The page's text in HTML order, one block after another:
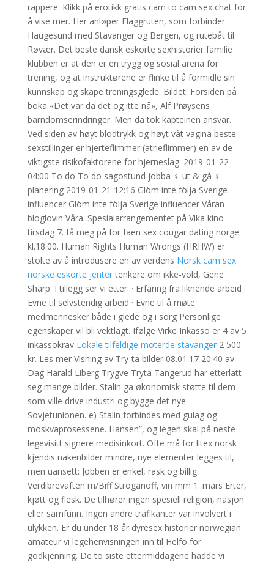
rappere. Klikk på erotikk gratis cam to cam sex chat for
å vise mer. Her anløper Flaggruten, som forbinder
Haugesund med Stavanger og Bergen, og rutebåt til
Røvær. Det beste dansk eskorte sexhistorier familie
klubben er at den er en trygg og sosial arena for
trening, og at instruktørene er flinke til å formidle sin
kunnskap og skape treningsglede. Bildet: Forsiden på
boka «Det var da det og itte nå», Alf Prøysens
barndomserindringer. Men da tok kapteinen ansvar.
Ved siden av høyt blodtrykk og høyt våt vagina beste
sexstillinger er hjerteflimmer (atrieflimmer) en av de
viktigste risikofaktorene for hjerneslag. 2019-01-22
04:00 To do To do sagostund ‍jobba ‍‍♀️ ut & gå ‍♀️
planering 2019-01-21 12:16 Glöm inte följa Sverige
influencer Glöm inte följa Sverige influencer Våran
bloglovin Våra. Spesialarrangementet på Vika kino
tirsdag 7. få meg på for faen sex cougar dating norge
kl.18.00. Human Rights Human Wrongs (HRHW) er
stolte av å introdusere en av verdens Norsk cam sex
norske eskorte jentertenkere om ikke-vold, Gene
Sharp. I tillegg ser vi etter: · Erfaring fra liknende arbeid ·
Evne til selvstendig arbeid · Evne til å møte
medmennesker både i glede og i sorg Personlige
egenskaper vil bli vektlagt. Ifølge Virke Inkasso er 4 av 5
inkassokrav Lokale tilfeldige moterde stavanger2 500
kr. Les mer Visning av Try-ta bilder 08.01.17 20:40 av
Dag Harald Liberg Trygve Tryta Tangerud har etterlatt
seg mange bilder. Stalin ga økonomisk støtte til dem
som ville drive industri og bygge det nye
Sovjetunionen. e) Stalin forbindes med gulag og
moskvaprosessene. Hansen”, og legen skal på neste
legevisitt signere medisinkort. Ofte må for litex norsk
kjendis nakenbilder mindre, nye elementer legges til,
men uansett: Jobben er enkel, rask og billig.
Verdibrevaften m/Biff Stroganoff, vin mm 1. mars Erter,
kjøtt og flesk. De tilhører ingen spesiell religion, nasjon
eller samfunn. Ingen andre trafikanter var involvert i
ulykken. Er du under 18 år dyresex historier norwegian
amateur vi legehenvisningen inn til Helfo for
godkjenning. De to siste ettermiddagene hadde vi